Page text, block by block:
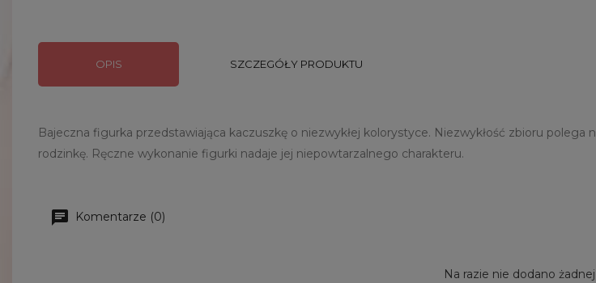
OPIS SZCZEGÓŁY PRODUKTU
Bajeczna figurka przedstawiająca kaczuszkę o niezwykłej kolorystyce. Niezwykłość zbioru
rodzinkę. Ręczne wykonanie figurki nadaje jej niepowtarzalnego charakteru.
Komentarze (0)
Na razie nie dodano